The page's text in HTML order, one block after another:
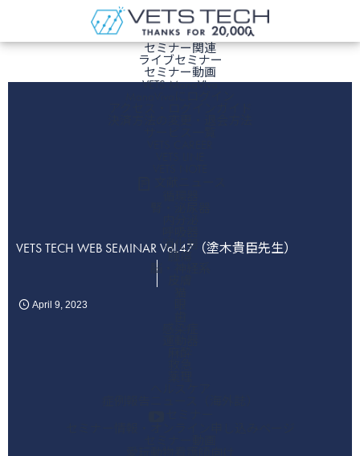
ホーム
セミナー関連
ライブセミナー
セミナー動画
VETS ManaViva
消化器
腫瘍
脳・神経系
VETS TECH WEB SEMINAR Vol.47（塗木貴臣先生）
April 9, 2023